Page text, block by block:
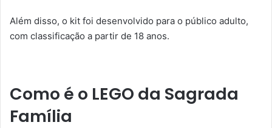
Além disso, o kit foi desenvolvido para o público adulto,
com classificação a partir de 18 anos.
Como é o LEGO da Sagrada
Família